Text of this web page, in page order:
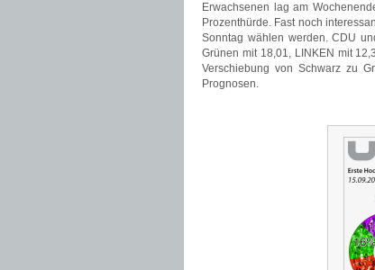
Erwachsenen lag am
Prozenthürde. Fast noch
Sonntag wählen werden. CDU
Grünen mit 18,01, LINKEN mit
Verschiebung von Schwarz zu
Prognosen.